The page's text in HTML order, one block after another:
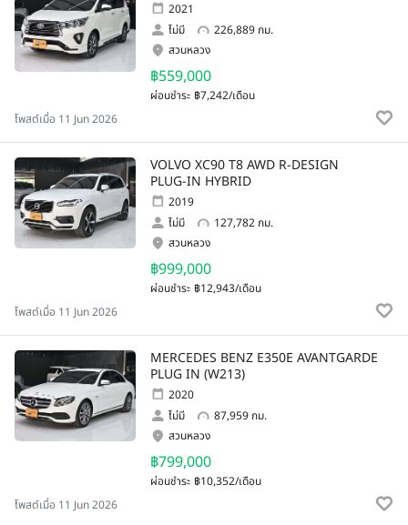
2021
ไม่มี
226,889 กม.
฿559,000
ผ่อนชำระ ฿7,242/เดือน
สวนหลวง
โพสต์เมื่อ 11 Jun 2026
VOLVO XC90 T8 AWD R-DESIGN
PLUG-IN HYBRID
2019
ไม่มี
127,782 กม.
฿999,000
ผ่อนชำระ ฿12,943/เดือน
สวนหลวง
โพสต์เมื่อ 11 Jun 2026
MERCEDES BENZ E350E AVANTGARDE
PLUG IN (W213)
2020
ไม่มี
87,959 กม.
฿799,000
ผ่อนชำระ ฿10,352/เดือน
สวนหลวง
โพสต์เมื่อ 11 Jun 2026